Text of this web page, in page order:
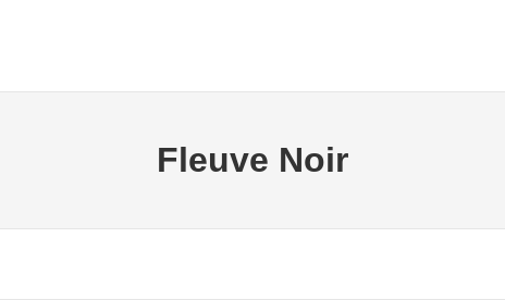
Fleuve Noir